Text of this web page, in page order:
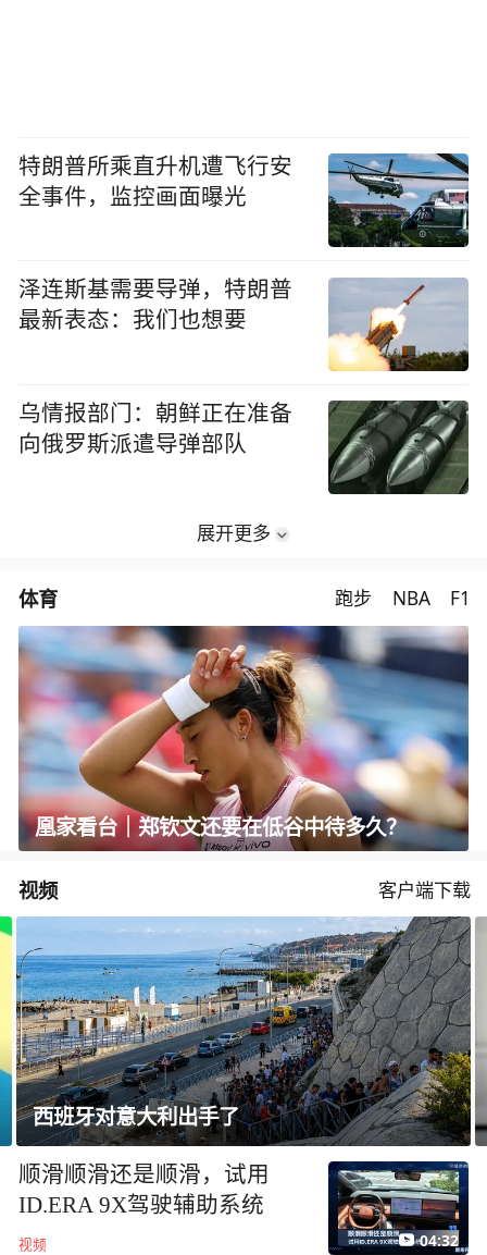
特朗普所乘直升机遭飞行安
全事件，监控画面曝光
泽连斯基需要导弹，特朗普
最新表态：我们也想要
乌情报部门：朝鲜正在准备
向俄罗斯派遣导弹部队
展开更多
体育 跑步 NBA F1
凰家看台｜郑钦文还要在低谷中待多久？
视频 客户端下载
西班牙对意大利出手了
顺滑顺滑还是顺滑，试用
ID.ERA 9X驾驶辅助系统
视频 04:32